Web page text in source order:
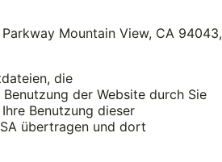
Mountain View, CA 94043,
die
der Website durch Sie
Benutzung dieser
übertragen und dort